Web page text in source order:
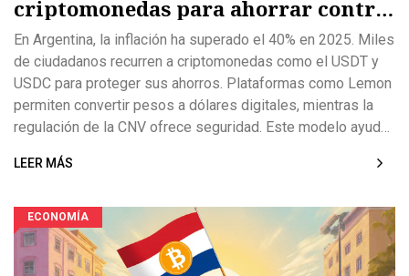
criptomonedas para ahorrar contra
la inflación
En Argentina, la inflación ha superado el 40% en 2025. Miles
de ciudadanos recurren a criptomonedas como el USDT y
USDC para proteger sus ahorros. Plataformas como Lemon
permiten convertir pesos a dólares digitales, mientras la
regulación de la CNV ofrece seguridad. Este modelo ayuda
LEER MÁS
ECONOMÍA